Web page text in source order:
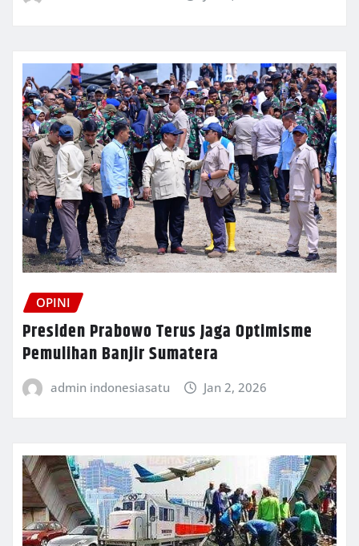
OPINI
Presiden Prabowo Terus Jaga Optimisme
Pemulihan Banjir Sumatera
admin indonesiasatu Jan 2, 2026